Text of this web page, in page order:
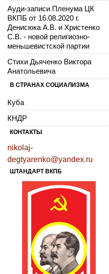
Ауди-записи Пленума ЦК
ВКПБ от 16.08.2020 г.
Денисюка А.В. и Христенко
С.В. - новой религиозно-
меньшевистской партии
Стихи Дьяченко Виктора
Анатольевича
В СТРАНАХ СОЦИАЛИЗМА
Куба
КНДР
КОНТАКТЫ
nikolaj-
degtyarenko@yandex.ru
ШТАНДАРТ ВКПБ